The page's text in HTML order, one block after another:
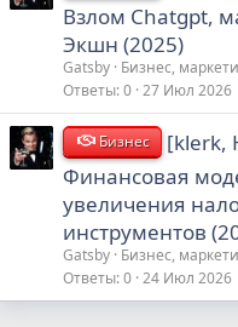
Взлом Chatgpt,
Экшн (2025)
Gatsby Бизнес,
Ответы 0 27 Июл 2026
Бизнес
[klerk,
Финансовая
увеличения
инструментов
Gatsby Бизнес,
Ответы 0 24 Июл 2026